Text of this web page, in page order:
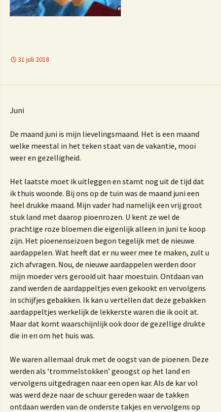
31 juli 2018
Juni
De maand juni is mijn lievelingsmaand. Het is een maand
welke meestal in het teken staat van de vakantie, mooi
weer en gezelligheid.
Het laatste moet ik uitleggen en stamt nog uit de tijd dat
ik thuis woonde. Bij ons op de tuin was de maand juni een
heel drukke maand. Mijn vader had namelijk een vrij groot
stuk land met daarop pioenrozen. U kent ze wel de
prachtige roze bloemen die eigenlijk alleen in juni te koop
zijn. Het pioenenseizoen begon tegelijk met de nieuwe
aardappelen. Wat heeft dat er nu weer mee te maken, zult u
zich afvragen. Nou, de nieuwe aardappelen werden door
mijn moeder vers gerooid uit haar moestuin. Ontdaan van
zand werden de aardappeltjes even gekookt en vervolgens
in schijfjes gebakken. Ik kan u vertellen dat deze gebakken
aardappeltjes werkelijk de lekkerste waren die ik ooit at.
Maar dat komt waarschijnlijk ook door de gezellige drukte
die in en om het huis was.
We waren allemaal druk met de oogst van de pioenen. Deze
werden als ‘trommelstokken’ geoogst op het land en
vervolgens uitgedragen naar een open kar. Als de kar vol
was werd deze naar de schuur gereden waar de takken
ontdaan werden van de onderste takjes en vervolgens op